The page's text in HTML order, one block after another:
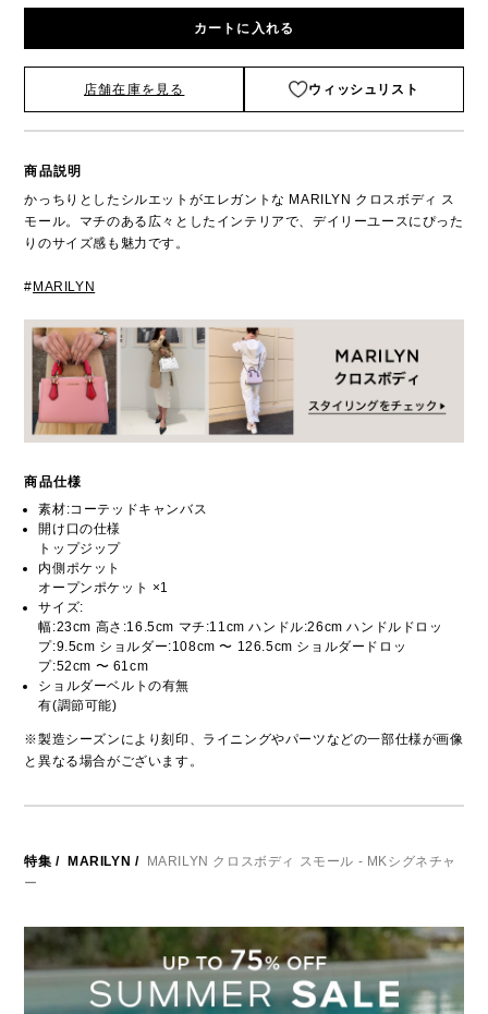
カートに入れる
店舗在庫を見る ウィッシュリスト
商品説明
かっちりとしたシルエットがエレガントな MARILYN クロスボディ ス
モール。マチのある広々としたインテリアで、デイリーユースにぴった
りのサイズ感も魅力です。
# MARILYN
商品仕様
素材:コーテッドキャンバス
開け口の仕様
トップジップ
内側ポケット
オープンポケット ×1
サイズ:
幅:23cm 高さ:16.5cm マチ:11cm ハンドル:26cm ハンドルドロッ
プ:9.5cm ショルダー:108cm 〜 126.5cm ショルダードロッ
プ:52cm 〜 61cm
ショルダーベルトの有無
有(調節可能)
※製造シーズンにより刻印、ライニングやパーツなどの一部仕様が画像
と異なる場合がございます。
特集 / MARILYN /
MARILYN クロスボディ スモール - MKシグネチャ
ー